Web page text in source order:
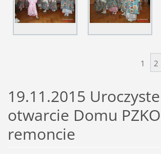
1 2
19.11.2015 Uroczyste
otwarcie Domu
remoncie